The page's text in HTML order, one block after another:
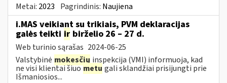
Metai: 2023 Pagrindinis: Naujiena
i.MAS veikiant su trikiais, PVM deklaracijas
galės teikti ir birželio 26 – 27 d.
Web turinio sąrašas 2024-06-25
Valstybinė mokesčių inspekcija (VMI) informuoja, kad
ne visi klientai šiuometu gali sklandžiai prisijungti prie
Išmaniosios...